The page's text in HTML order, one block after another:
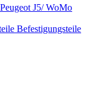
J5/ WoMo
Befestigungsteile